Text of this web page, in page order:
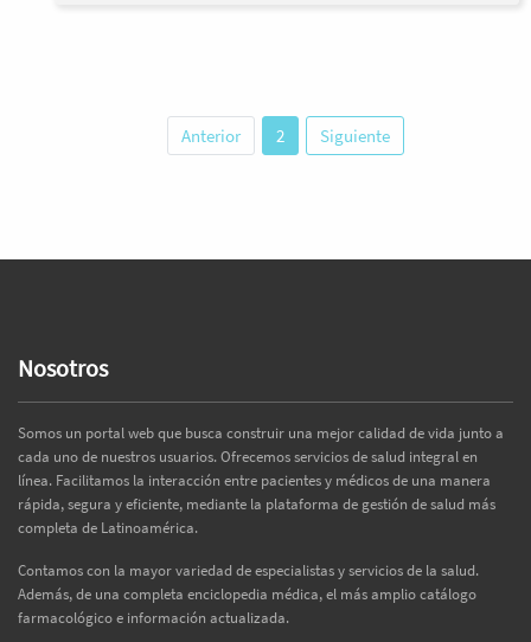
Anterior 2 Siguiente
Nosotros
Somos un portal web que busca construir una mejor calidad de vida junto a
cada uno de nuestros usuarios. Ofrecemos servicios de salud integral en
línea. Facilitamos la interacción entre pacientes y médicos de una manera
rápida, segura y eficiente, mediante la plataforma de gestión de salud más
completa de Latinoamérica.
Contamos con la mayor variedad de especialistas y servicios de la salud.
Además, de una completa enciclopedia médica, el más amplio catálogo
farmacológico e información actualizada.